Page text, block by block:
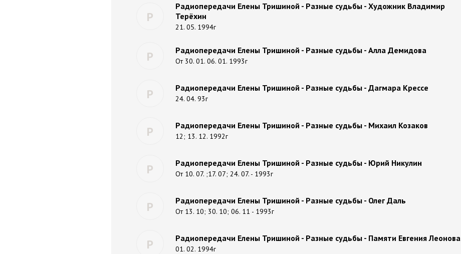
Р
Радиопередачи Елены Тришиной - Разные судьбы - Художник Владимир
Терёхин
21. 05. 1994г
Р Радиопередачи Елены Тришиной - Разные судьбы - Алла Демидова
От 30. 01. 06. 01. 1993г
Р Радиопередачи Елены Тришиной - Разные судьбы - Дагмара Крессе
24. 04. 93г
Р Радиопередачи Елены Тришиной - Разные судьбы - Михаил Козаков
12; 13. 12. 1992г
Р Радиопередачи Елены Тришиной - Разные судьбы - Юрий Никулин
От 10. 07. ;17. 07; 24. 07. - 1993г
Р Радиопередачи Елены Тришиной - Разные судьбы - Олег Даль
От 13. 10; 30. 10; 06. 11 - 1993г
Р Радиопередачи Елены Тришиной - Разные судьбы - Памяти Евгения Леонова
01. 02. 1994г